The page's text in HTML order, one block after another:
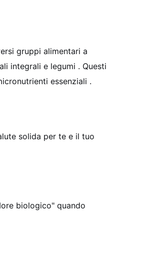
gruppi alimentari a
integrali e legumi . Questi
essenziali .
solida per te e il tuo
biologico" quando